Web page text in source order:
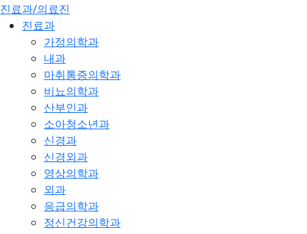
진료과/의료진
진료과
가정의학과
내과
마취통증의학과
비뇨의학과
산부인과
소아청소년과
신경과
신경외과
영상의학과
외과
응급의학과
정신건강의학과